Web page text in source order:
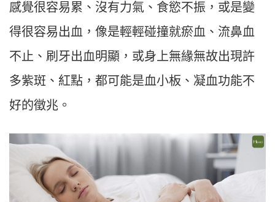
感覺很容易累、沒有力氣、食慾不振，或是變
得很容易出血，像是輕輕碰撞就瘀血、流鼻血
不止、刷牙出血明顯，或身上無緣無故出現許
多紫斑、紅點，都可能是血小板、凝血功能不
好的徵兆。